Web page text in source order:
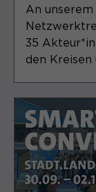
An
35
den Kreisen